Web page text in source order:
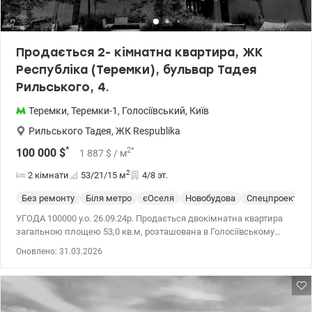
Продається 2- кімнатна квартира, ЖК
Республіка (Теремки), бульвар Тадея
Рильського, 4.
Теремки, Теремки-1 , Голосіївський, Київ
Рильського Тадея, ЖК Respublika
100 000 $* 1 887 $ / м2*
2 кімнати 53/21/15 м2 4/8 эт.
Без ремонту Біля метро єОселя Новобудова Спецпроект
УГОДА 100000 у.о. 26.09.24р. Продається двокімнатна квартира
загальною площею 53,0 кв.м, розташована в Голосіївському
поверсі готового 8-поверхового будинку. При вході в квартиру
передбачена зона для зберігання речей, а також вхід в санвузол.
Оновлено: 31.03.2026